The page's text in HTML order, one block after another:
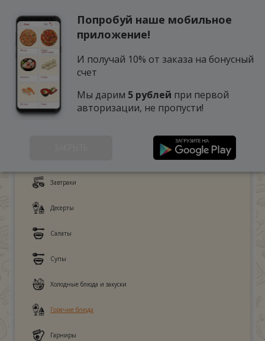
Завтраки
Десерты
Салаты
Супы
Холодные блюда и закуски
Горячие блюда
Гарниры
Попробуй наше мобильное
приложение!
И получай 10% от заказа на бонусный
счет
Мы дарим 5 рублей при первой
авторизации, не пропусти!